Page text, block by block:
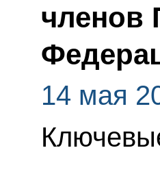
членов
14 мая